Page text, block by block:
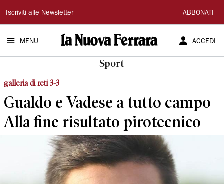
La
Nuova
Ferrara
Iscriviti alle Newsletter ABBONATI
MENU ACCEDI
Sport
galleria di reti 3-3
Gualdo e Vadese a tutto campo
Alla fine risultato pirotecnico